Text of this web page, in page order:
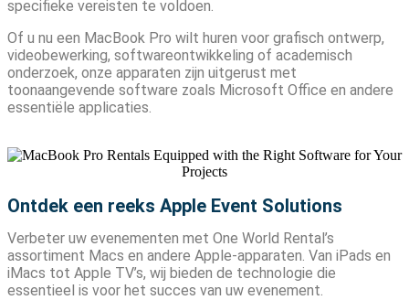
specifieke vereisten te voldoen.
Of u nu een MacBook Pro wilt huren voor grafisch ontwerp,
videobewerking, softwareontwikkeling of academisch
onderzoek, onze apparaten zijn uitgerust met
toonaangevende software zoals Microsoft Office en andere
essentiële applicaties.
Ontdek een reeks Apple Event Solutions
Verbeter uw evenementen met One World Rental’s
assortiment Macs en andere Apple-apparaten. Van iPads en
iMacs tot Apple TV’s, wij bieden de technologie die
essentieel is voor het succes van uw evenement.